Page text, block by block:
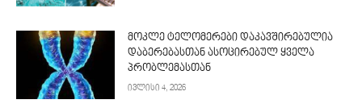
მოკლე ტელომერები დაკავშირებულია
დაბერებასთან ასოცირებულ ყველა
პრობლემასთან
ივლისი 4, 2026